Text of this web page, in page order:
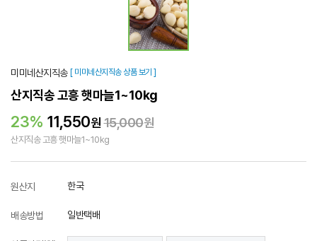
미미네산지직송 [ 미미네산지직송 상품 보기 ]
산지직송 고흥 햇마늘1~10kg
23% 11,550원15,000원
산지직송 고흥 햇마늘1~10kg
원산지 한국
배송방법 일반택배